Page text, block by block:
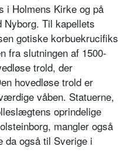
i Holmens Kirke og på
Nyborg. Til kapellets
gotiske korbuekrucifiks
fra slutningen af 1500-
trold, der
hovedløse trold er
våben. Statuerne,
oprindelige
mangler også
da også til Sverige i